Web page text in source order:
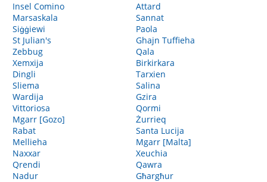
Insel Comino
Marsaskala
Siġġiewi
St Julian's
Zebbug
Xemxija
Dingli
Sliema
Wardija
Vittoriosa
Mgarr [Gozo]
Rabat
Mellieha
Naxxar
Qrendi
Nadur
Attard
Sannat
Paola
Ghajn Tuffieha
Qala
Birkirkara
Tarxien
Salina
Gzira
Qormi
Żurrieq
Santa Lucija
Mgarr [Malta]
Xeuchia
Qawra
Għargħur